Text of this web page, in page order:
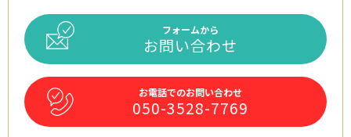
フォームから
お問い合わせ
お電話でのお問い合わせ
050-3528-7769